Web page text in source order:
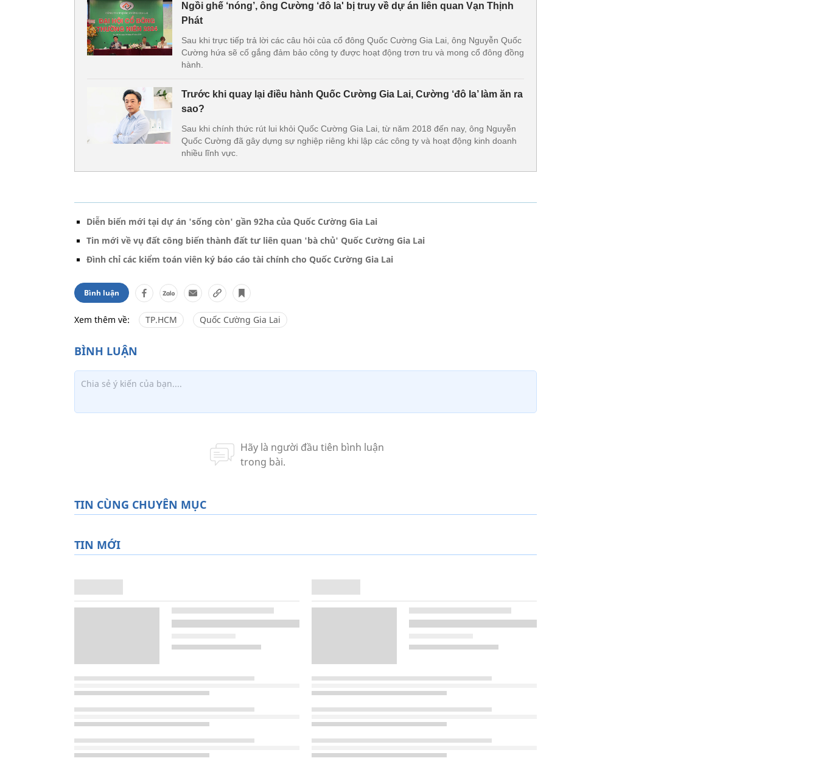
Ngồi ghế ‘nóng’, ông Cường ‘đô la' bị truy về dự án liên quan Vạn Thịnh
Phát
Sau khi trực tiếp trả lời các câu hỏi của cổ đông Quốc Cường Gia Lai, ông Nguyễn Quốc
Cường hứa sẽ cố gắng đảm bảo công ty được hoạt động trơn tru và mong cổ đông đồng
hành.
Trước khi quay lại điều hành Quốc Cường Gia Lai, Cường ‘đô la’ làm ăn ra
sao?
Sau khi chính thức rút lui khỏi Quốc Cường Gia Lai, từ năm 2018 đến nay, ông Nguyễn
Quốc Cường đã gây dựng sự nghiệp riêng khi lập các công ty và hoạt động kinh doanh
nhiều lĩnh vực.
Diễn biến mới tại dự án 'sống còn' gần 92ha của Quốc Cường Gia Lai
Tin mới về vụ đất công biến thành đất tư liên quan 'bà chủ' Quốc Cường Gia Lai
Đình chỉ các kiểm toán viên ký báo cáo tài chính cho Quốc Cường Gia Lai
Bình luận
Xem thêm về: TP.HCM Quốc Cường Gia Lai
TIN CÙNG CHUYÊN MỤC
TIN MỚI